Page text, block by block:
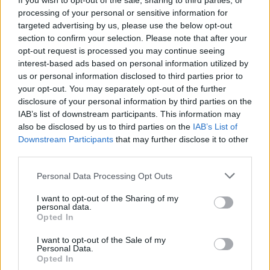
processing of your personal or sensitive information for
targeted advertising by us, please use the below opt-out
section to confirm your selection. Please note that after your
opt-out request is processed you may continue seeing
interest-based ads based on personal information utilized by
us or personal information disclosed to third parties prior to
your opt-out. You may separately opt-out of the further
disclosure of your personal information by third parties on the
IAB’s list of downstream participants. This information may
also be disclosed by us to third parties on the IAB’s List of
Downstream Participants that may further disclose it to other
Please note that this website/app uses one or more Google
not limited to your visit or usage behaviour. You may click to
grant or deny consent to Google and its third-party tags to
use your data for below specified purposes in below Google
consent section.
Personal Data Processing Opt Outs
I want to opt-out of the Sharing of my
personal data.
Opted In
I want to opt-out of the Sale of my
Personal Data.
Opted In
Σε ερώτηση που δέχτηκε για την ακρίβεια, ο
Δημήτρης Κουτσούμπας υπογράμμισε ότι «δεν
λύνεται με επιστολές στη Φον Ντερ Λάιεν» και
εξήγησε ότι το πρόβλημα ξεκινά από τον τρόπο
που λειτουργεί η καπιταλιστική αγορά. Υπενθύμισε
μάλιστα ότι κυβέρνηση και κόμματα της
αντιπολίτευσης καταψήφισαν την πρόταση νόμου
που κατέθεσε το ΚΚΕ στη Βουλή για την κατάργηση